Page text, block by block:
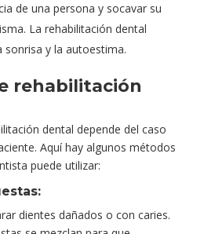
de una persona y socavar su
La rehabilitación dental
sonrisa y la autoestima.
rehabilitación
dental depende del caso
Aquí hay algunos métodos
puede utilizar:
dientes dañados o con caries.